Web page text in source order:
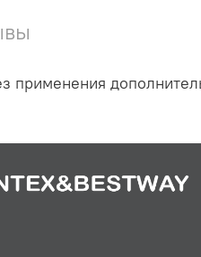
применения